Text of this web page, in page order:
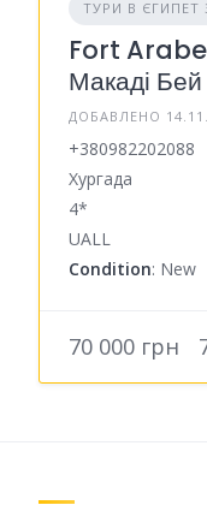
ТУРИ В ЄГИПЕТ
Fort
Макаді Бей
ДОБАВЛЕНО
+380982202088
Хургада
4*
UALL
Condition: New
70 000 грн